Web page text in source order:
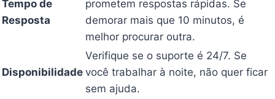
Tempo de
Resposta
prometem respostas rápidas. Se
demorar mais que 10 minutos, é
melhor procurar outra.
Disponibilidade
Verifique se o suporte é 24/7. Se
você trabalhar à noite, não quer ficar
sem ajuda.